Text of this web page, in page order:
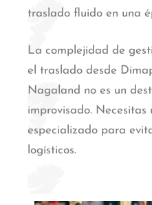
traslado fluido en una
La complejidad de
el traslado desde
Nagaland no es un
improvisado. Necesitas
especializado para
logísticos.